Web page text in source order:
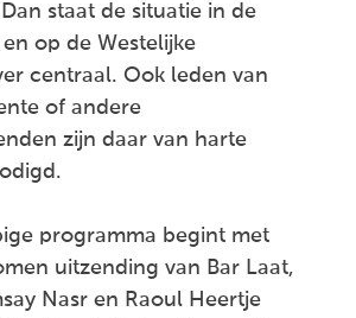
staat de situatie in de
op de Westelijke
centraal. Ook leden van
of andere
zijn daar van harte
programma begint met
uitzending van Bar Laat,
Nasr en Raoul Heertje